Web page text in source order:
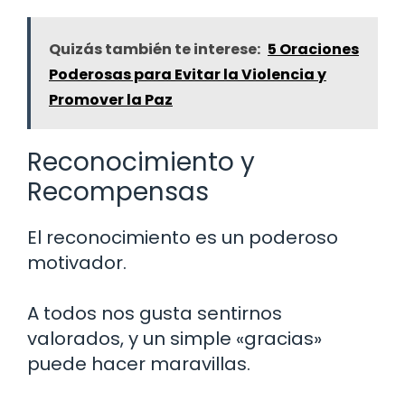
Quizás también te interese: 5 Oraciones
Poderosas para Evitar la Violencia y
Promover la Paz
Reconocimiento y
Recompensas
El reconocimiento es un poderoso
motivador.
A todos nos gusta sentirnos
valorados, y un simple «gracias»
puede hacer maravillas.